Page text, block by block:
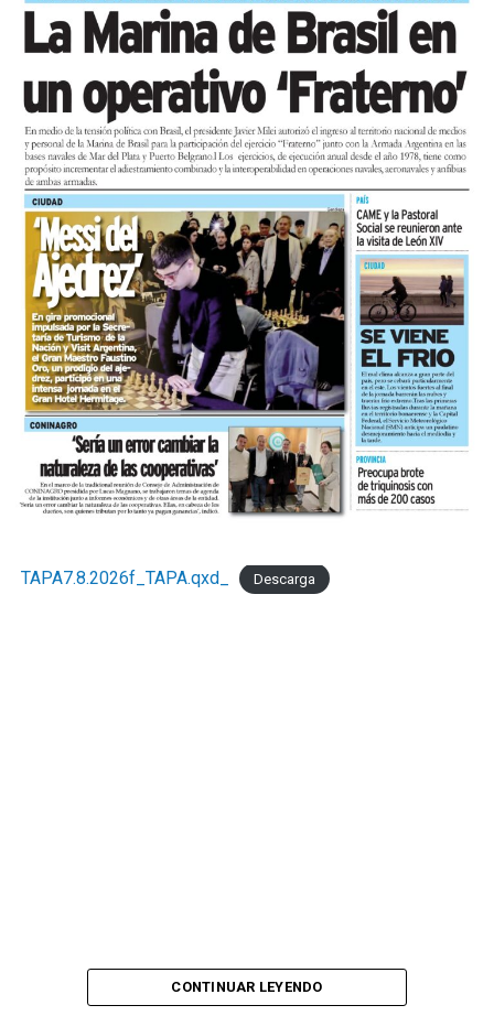
TAPA7.8.2026f_TAPA.qxd_ Descarga
CONTINUAR LEYENDO